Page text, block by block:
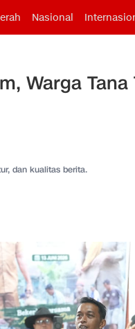
Nasional
Warga
dan kualitas berita.